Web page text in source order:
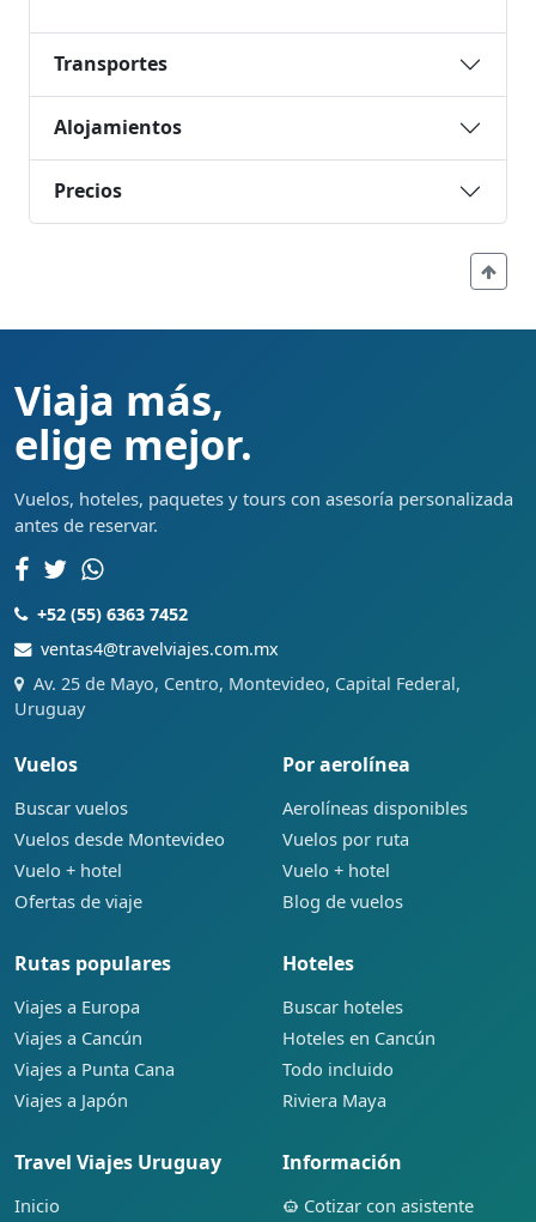
Transportes
Alojamientos
Precios
Viaja más,
elige mejor.
Vuelos, hoteles, paquetes y tours con asesoría personalizada
antes de reservar.
+52 (55) 6363 7452
ventas4@travelviajes.com.mx
Av. 25 de Mayo, Centro, Montevideo, Capital Federal,
Uruguay
Vuelos
Buscar vuelos
Vuelos desde Montevideo
Vuelo + hotel
Ofertas de viaje
Por aerolínea
Aerolíneas disponibles
Vuelos por ruta
Vuelo + hotel
Blog de vuelos
Rutas populares
Viajes a Europa
Viajes a Cancún
Viajes a Punta Cana
Viajes a Japón
Hoteles
Buscar hoteles
Hoteles en Cancún
Todo incluido
Riviera Maya
Travel Viajes Uruguay
Inicio
Información
Cotizar con asistente